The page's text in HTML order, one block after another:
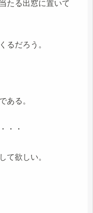
たる出窓に置いて
るだろう。
ある。
・・
て欲しい。